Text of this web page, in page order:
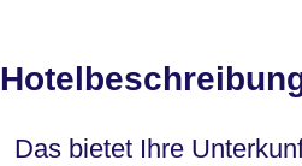
Das bietet Ihre